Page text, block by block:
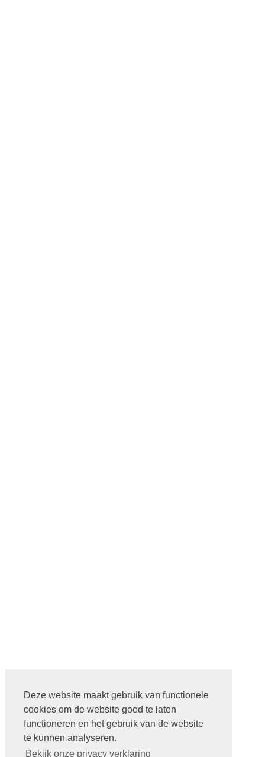
Deze website maakt gebruik van functionele
cookies om de website goed te laten
functioneren en het gebruik van de website
te kunnen analyseren.
Bekijk onze privacy verklaring